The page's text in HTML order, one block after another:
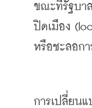
ขณะที่รัฐบา
ปิดเมือง
หรือชะลอกา
การเปลี่ยน